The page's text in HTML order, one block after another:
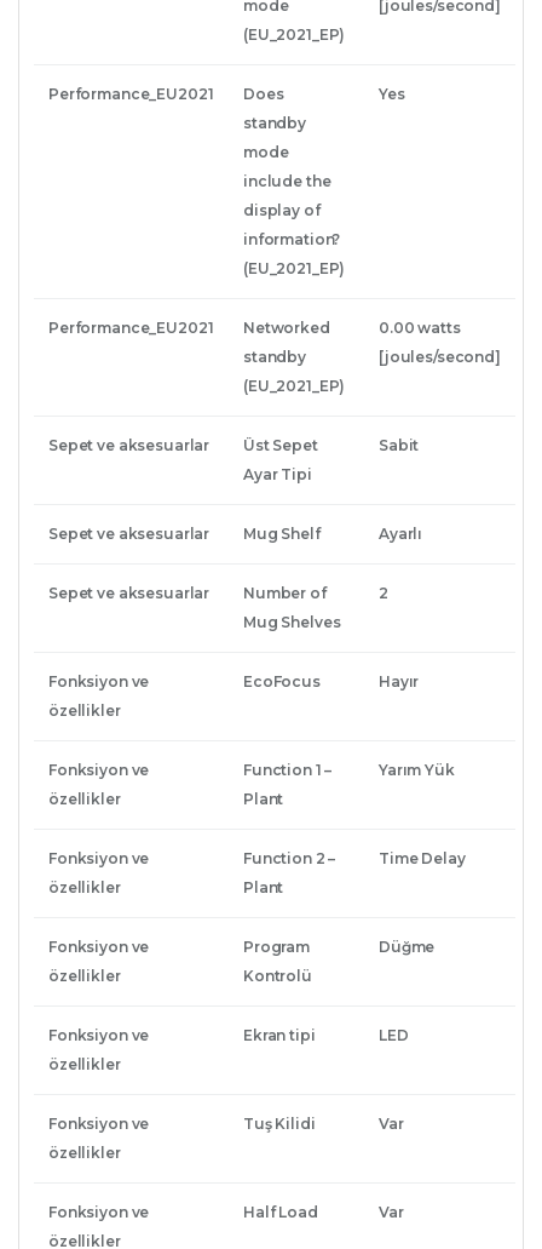
mode
(EU_2021_EP)
[joules/second]
Performance_EU2021
Does
standby
mode
include the
display of
information?
(EU_2021_EP)
Yes
Performance_EU2021
Networked
standby
(EU_2021_EP)
0.00 watts
[joules/second]
Sepet ve aksesuarlar
Üst Sepet
Ayar Tipi
Sabit
Sepet ve aksesuarlar Mug Shelf Ayarlı
Sepet ve aksesuarlar
Number of
Mug Shelves
2
Fonksiyon ve
özellikler
EcoFocus Hayır
Fonksiyon ve
özellikler
Function 1 –
Plant
Yarım Yük
Fonksiyon ve
özellikler
Function 2 –
Plant
Time Delay
Fonksiyon ve
özellikler
Program
Kontrolü
Düğme
Fonksiyon ve
özellikler
Ekran tipi LED
Fonksiyon ve
özellikler
Tuş Kilidi Var
Fonksiyon ve
özellikler
Half Load Var